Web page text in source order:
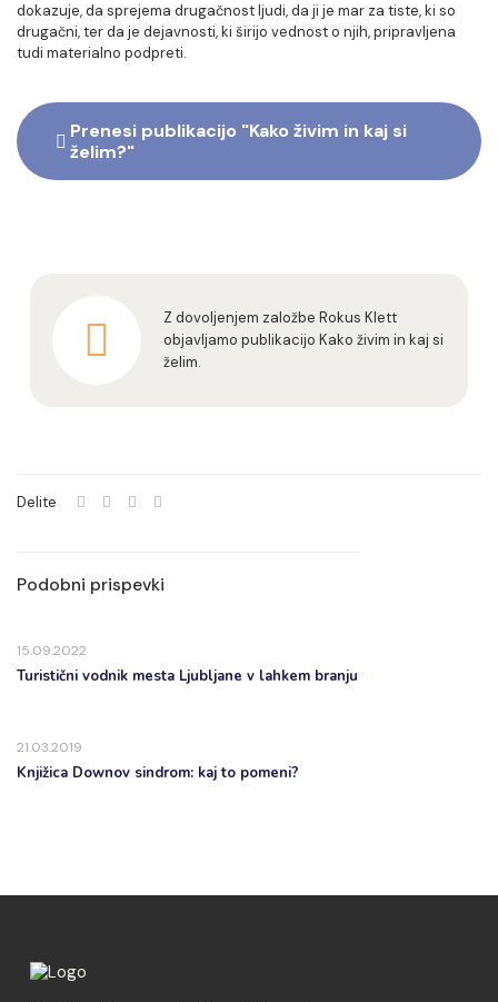
dokazuje, da sprejema drugačnost ljudi, da ji je mar za tiste, ki so
drugačni, ter da je dejavnosti, ki širijo vednost o njih, pripravljena
tudi materialno podpreti.
Prenesi publikacijo "Kako živim in kaj si
želim?"
Z dovoljenjem založbe Rokus Klett
objavljamo publikacijo Kako živim in kaj si
želim.
Delite
Podobni prispevki
15.09.2022
Turistični vodnik mesta Ljubljane v lahkem branju
21.03.2019
Knjižica Downov sindrom: kaj to pomeni?